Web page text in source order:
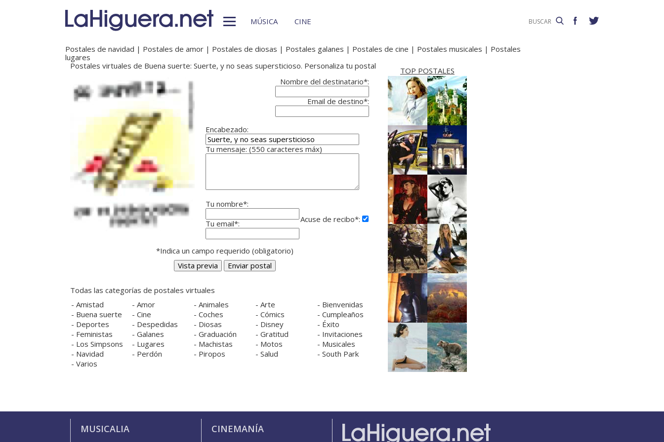
MÚSICA CINE
Postales de navidad | Postales de amor | Postales de diosas | Postales galanes | Postales de cine | Postales musicales | Postales
lugares
Postales virtuales de Buena suerte: Suerte, y no seas supersticioso. Personaliza tu postal
Nombre del destinatario*:
Email de destino*:
Encabezado:
Tu mensaje: (550 caracteres máx)
Tu nombre*:
Acuse de recibo*:
Tu email*:
*Indica un campo requerido (obligatorio)
Todas las categorías de postales virtuales
- Amistad - Amor - Animales - Arte - Bienvenidas
- Buena suerte - Cine - Coches - Cómics - Cumpleaños
- Deportes - Despedidas - Diosas - Disney - Éxito
- Feministas - Galanes - Graduación - Gratitud - Invitaciones
- Los Simpsons - Lugares - Machistas - Motos - Musicales
- Navidad - Perdón - Piropos - Salud - South Park
- Varios
TOP POSTALES
MUSICALIA CINEMANÍA